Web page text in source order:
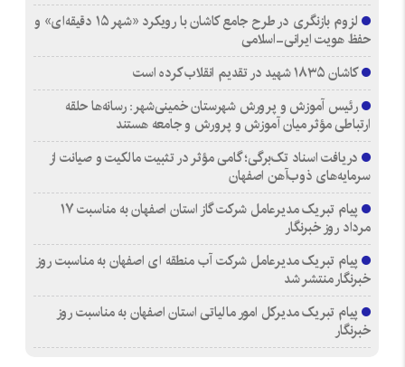
لزوم بازنگری در طرح جامع کاشان با رویکرد «شهر ۱۵ دقیقه‌ای» و
حفظ هویت ایرانی-اسلامی
کاشان ۱۸۳۵ شهید در تقدیم انقلاب کرده است
رئیس آموزش و پرورش شهرستان خمینی‌شهر: رسانه‌ها حلقه
ارتباطی مؤثر میان آموزش و پرورش و جامعه هستند
دریافت اسناد تک‌برگی؛ گامی مؤثر در تثبیت مالکیت و صیانت از
سرمایه‌های ذوب‌آهن اصفهان
پیام تبریک مدیرعامل شرکت گاز استان اصفهان به مناسبت ۱۷
مرداد روز خبرنگار
پیام تبریک مدیرعامل شرکت آب منطقه ای اصفهان به مناسبت روز
خبرنگار منتشر شد
پیام تبریک مدیرکل امور مالیاتی استان اصفهان به مناسبت روز
خبرنگار